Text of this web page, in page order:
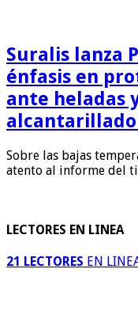
Suralis lanza
énfasis en
ante heladas
Sobre las bajas
atento al informe del
LECTORES EN LINEA
21 LECTORES EN